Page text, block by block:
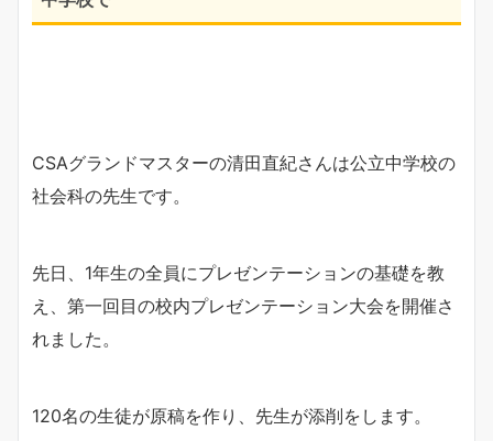
CSAグランドマスターの清田直紀さんは公立中学校の
社会科の先生です。
先日、1年生の全員にプレゼンテーションの基礎を教
え、第一回目の校内プレゼンテーション大会を開催さ
れました。
120名の生徒が原稿を作り、先生が添削をします。